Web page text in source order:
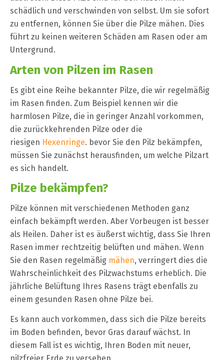
schädlich und verschwinden von selbst. Um sie sofort
zu entfernen, können Sie über die Pilze mähen. Dies
führt zu keinen weiteren Schäden am Rasen oder am
Untergrund.
Arten von Pilzen im Rasen
Es gibt eine Reihe bekannter Pilze, die wir regelmäßig
im Rasen finden. Zum Beispiel kennen wir die
harmlosen Pilze, die in geringer Anzahl vorkommen,
die zurückkehrenden Pilze oder die
riesigen Hexenringe. bevor Sie den Pilz bekämpfen,
müssen Sie zunächst herausfinden, um welche Pilzart
es sich handelt.
Pilze bekämpfen?
Pilze können mit verschiedenen Methoden ganz
einfach bekämpft werden. Aber Vorbeugen ist besser
als Heilen. Daher ist es äußerst wichtig, dass Sie Ihren
Rasen immer rechtzeitig belüften und mähen. Wenn
Sie den Rasen regelmäßig mähen, verringert dies die
Wahrscheinlichkeit des Pilzwachstums erheblich. Die
jährliche Belüftung Ihres Rasens trägt ebenfalls zu
einem gesunden Rasen ohne Pilze bei.
Es kann auch vorkommen, dass sich die Pilze bereits
im Boden befinden, bevor Gras darauf wächst. In
diesem Fall ist es wichtig, Ihren Boden mit neuer,